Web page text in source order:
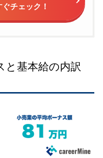
チェック！
と基本給の内訳